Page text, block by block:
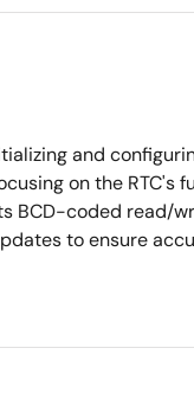
and
on the RTC's
BCD-coded read/
to ensure